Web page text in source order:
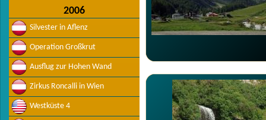
2006
Silvester in Aflenz
Operation Großkrut
Ausflug zur Hohen Wand
Zirkus Roncalli in Wien
Westküste 4